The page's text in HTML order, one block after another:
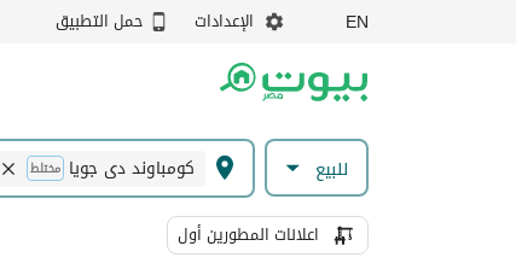
EN الإعدادات حمل التطبيق
للبيع كومباوند دى جويا مختلط
اعلانات المطورين أول